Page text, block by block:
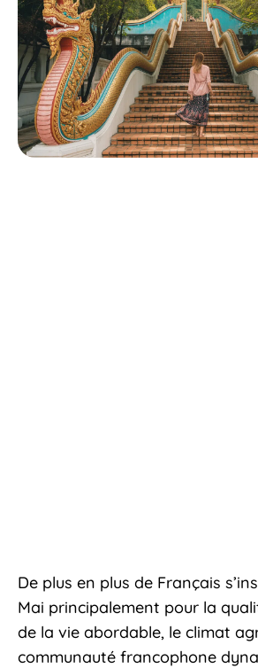
De plus en plus de Français
Mai principalement pour la
de la vie abordable, le climat
communauté francophone